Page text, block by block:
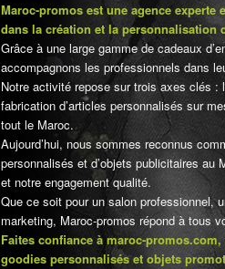
Maroc-promos est une agence
dans la création et la personnalisation
Grâce à une large gamme de cadeaux
accompagnons les professionnels dans
Notre activité repose sur trois axes clés :
fabrication d’articles personnalisés sur
tout le Maroc.
Aujourd’hui, nous sommes reconnus
personnalisés et d’objets publicitaires
et notre engagement qualité.
Que ce soit pour un salon professionnel,
marketing, Maroc-promos répond à tous
Faites confiance à maroc-
goodies personnalisés et objets